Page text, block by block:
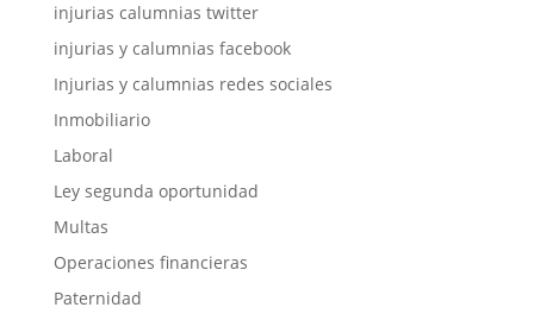
injurias calumnias twitter
injurias y calumnias facebook
Injurias y calumnias redes sociales
Inmobiliario
Laboral
Ley segunda oportunidad
Multas
Operaciones financieras
Paternidad